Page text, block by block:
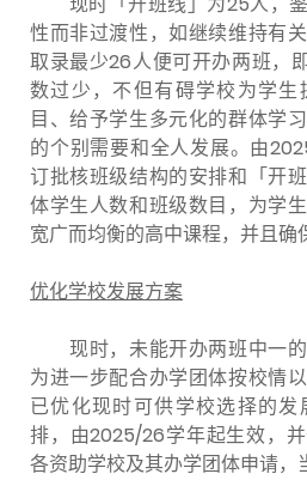
性而非过渡性，如继续维持有
取录最少26人便可开办两班，
数过少，不但有碍学校为学
目、给予学生多元化的群体学
的个别需要和全人发展。由
订批核班级结构的安排和「开
体学生人数和班级数目，为学
宽广而均衡的高中课程，并且确
优化学校发展方案
现时，未能开办两班中一的
为进一步配合办学团体按校情
已优化现时可供学校选择的
排，由2025/26学年起生效，
各资助学校及其办学团体申请，